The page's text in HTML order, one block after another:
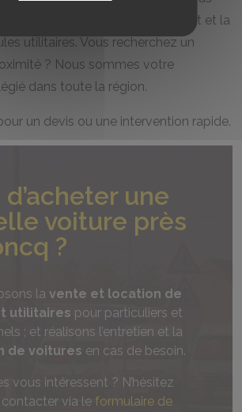
personnalisées pour l’achat et la
utilitaires. Vous recherchez un
? Nous sommes votre
dans toute la région.
un devis ou une intervention rapide.
d’acheter une
voiture près
?
la vente et location de
utilitaires pour particuliers et
; et réalisons l’entretien et la
de voitures en cas de besoin.
vous intéressent ? N’hésitez
via le formulaire de